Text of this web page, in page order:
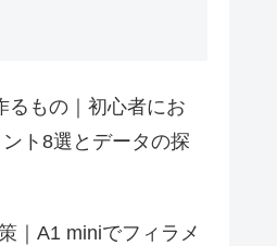
るもの｜初心者にお
ト8選とデータの探
｜A1 miniでフィラメ